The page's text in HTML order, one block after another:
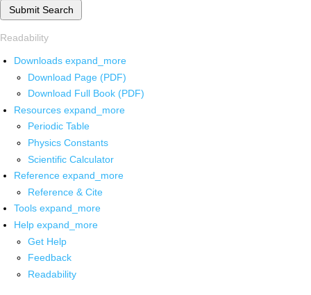
Submit Search
Readability
Downloads expand_more
Download Page (PDF)
Download Full Book (PDF)
Resources expand_more
Periodic Table
Physics Constants
Scientific Calculator
Reference expand_more
Reference & Cite
Tools expand_more
Help expand_more
Get Help
Feedback
Readability